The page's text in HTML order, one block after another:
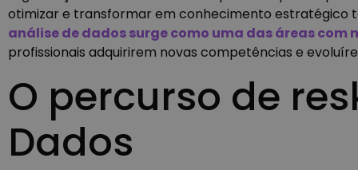
otimizar e transformar em conhecimento estratégico
análise de dados surge como uma das áreas
profissionais adquirirem novas competências e
O percurso de
Dados